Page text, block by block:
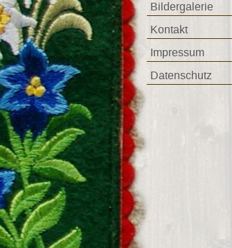
Bildergalerie
Kontakt
Impressum
Datenschutz